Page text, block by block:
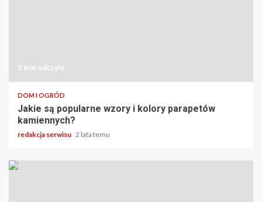
2 min odczytu
DOM I OGRÓD
Jakie są popularne wzory i kolory parapetów
kamiennych?
redakcja serwisu 2 lata temu